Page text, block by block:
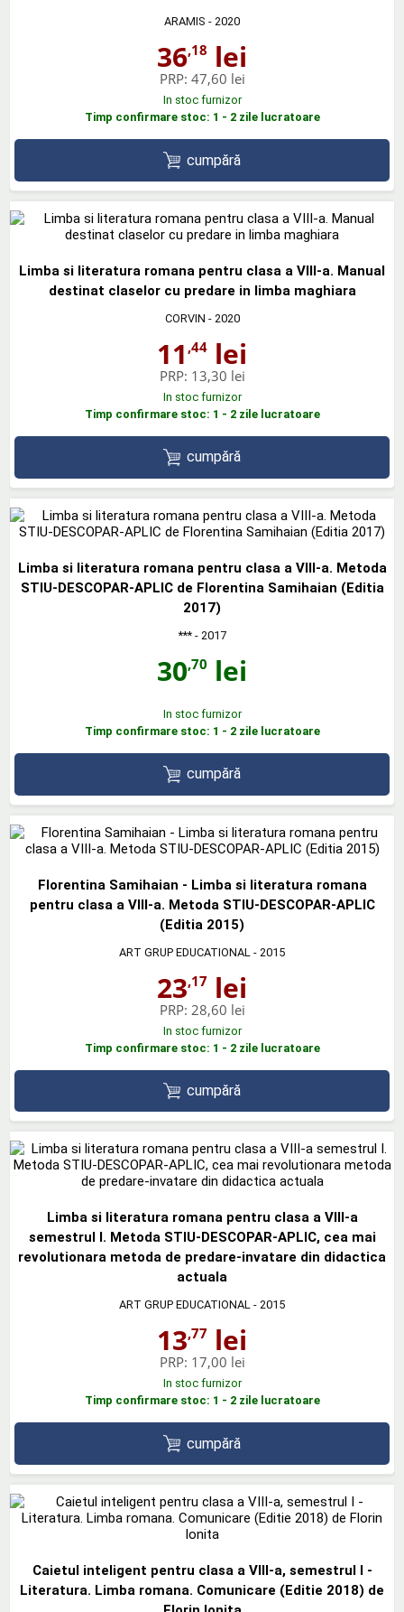
ARAMIS - 2020
36,18 lei
PRP: 47,60 lei
In stoc furnizor
Timp confirmare stoc: 1 - 2 zile lucratoare
cumpără
Limba si literatura romana pentru clasa a VIII-a. Manual
destinat claselor cu predare in limba maghiara
CORVIN - 2020
11 ,44 lei
PRP: 13,30 lei
In stoc furnizor
Timp confirmare stoc: 1 - 2 zile lucratoare
cumpără
Limba si literatura romana pentru clasa a VIII-a. Metoda
STIU-DESCOPAR-APLIC de Florentina Samihaian (Editia
2017)
***- 2017
30,70 lei
In stoc furnizor
Timp confirmare stoc: 1 - 2 zile lucratoare
cumpără
Florentina Samihaian - Limba si literatura romana
pentru clasa a VIII-a. Metoda STIU-DESCOPAR-APLIC
(Editia 2015)
ART GRUP EDUCATIONAL - 2015
23,17 lei
PRP: 28,60 lei
In stoc furnizor
Timp confirmare stoc: 1 - 2 zile lucratoare
cumpără
Limba si literatura romana pentru clasa a VIII-a
semestrul I. Metoda STIU-DESCOPAR-APLIC, cea mai
revolutionara metoda de predare-invatare din didactica
actuala
ART GRUP EDUCATIONAL - 2015
13,77 lei
PRP: 17,00 lei
In stoc furnizor
Timp confirmare stoc: 1 - 2 zile lucratoare
cumpără
Caietul inteligent pentru clasa a VIII-a, semestrul I -
Literatura. Limba romana. Comunicare (Editie 2018) de